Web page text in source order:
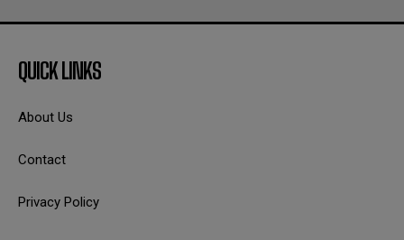
QUICK LINKS
About Us
Contact
Privacy Policy